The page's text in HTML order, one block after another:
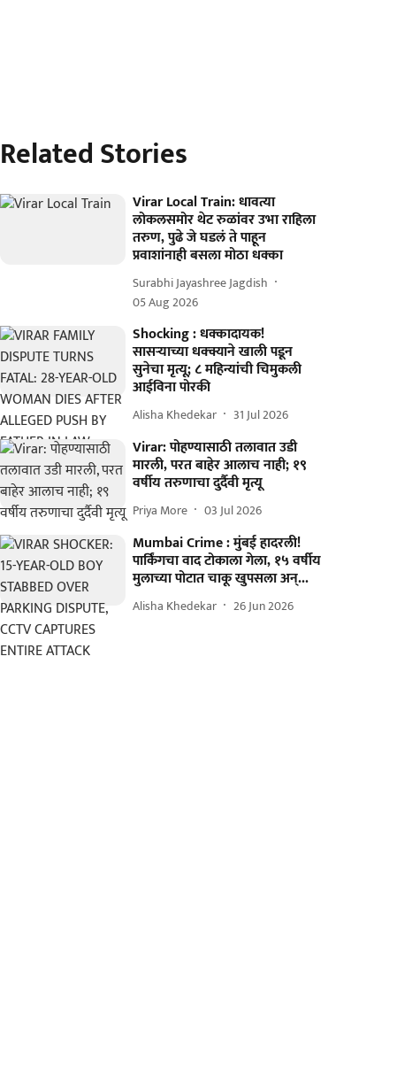
Related Stories
Virar Local Train: धावत्या
लोकलसमोर थेट रुळांवर उभा राहिला
तरुण, पुढे जे घडलं ते पाहून
प्रवाशांनाही बसला मोठा धक्का
Surabhi Jayashree Jagdish
05 Aug 2026
Shocking : धक्कादायक!
सासऱ्याच्या धक्क्याने खाली पडून
सुनेचा मृत्यू; ८ महिन्यांची चिमुकली
आईविना पोरकी
Alisha Khedekar 31 Jul 2026
Virar: पोहण्यासाठी तलावात उडी
मारली, परत बाहेर आलाच नाही; १९
वर्षीय तरुणाचा दुर्दैवी मृत्यू
Priya More 03 Jul 2026
Mumbai Crime : मुंबई हादरली!
पार्किंगचा वाद टोकाला गेला, १५ वर्षीय
मुलाच्या पोटात चाकू खुपसला अन्...
Alisha Khedekar 26 Jun 2026